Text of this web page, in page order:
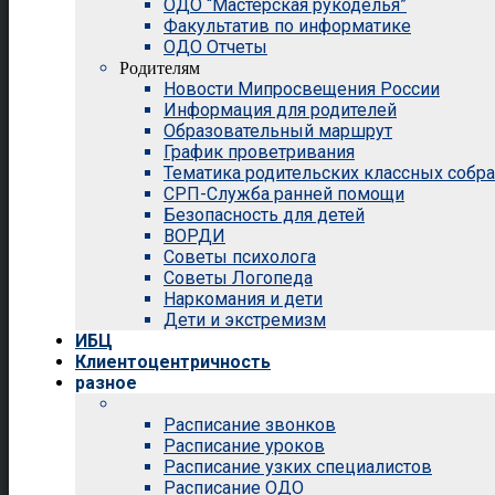
ОДО “Мастерская рукоделья”
Факультатив по информатике
ОДО Отчеты
Родителям
Новости Мипросвещения России
Информация для родителей
Образовательный маршрут
График проветривания
Тематика родительских классных
СРП-Служба ранней помощи
Безопасность для детей
ВОРДИ
Советы психолога
Советы Логопеда
Наркомания и дети
Дети и экстремизм
ИБЦ
Клиентоцентричность
разное
Расписание звонков
Расписание уроков
Расписание узких специалистов
Расписание ОДО